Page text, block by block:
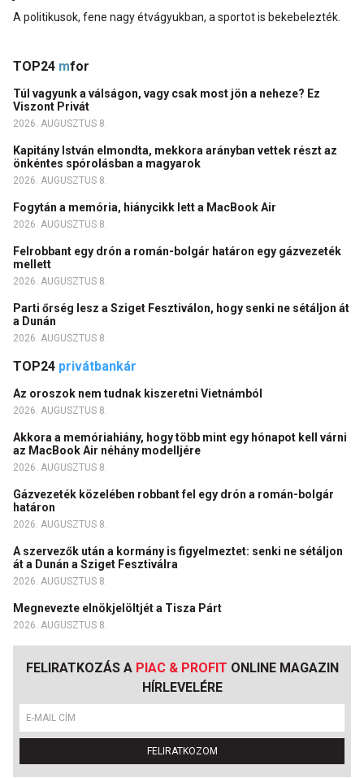
A politikusok, fene nagy étvágyukban, a sportot is bekebelezték.
TOP24 mfor
Túl vagyunk a válságon, vagy csak most jön a neheze? Ez
Viszont Privát
2026. AUGUSZTUS 8.
Kapitány István elmondta, mekkora arányban vettek részt az
önkéntes spórolásban a magyarok
2026. AUGUSZTUS 8.
Fogytán a memória, hiánycikk lett a MacBook Air
2026. AUGUSZTUS 8.
Felrobbant egy drón a román-bolgár határon egy gázvezeték
mellett
2026. AUGUSZTUS 8.
Parti őrség lesz a Sziget Fesztiválon, hogy senki ne sétáljon át
a Dunán
2026. AUGUSZTUS 8.
TOP24 privátbankár
Az oroszok nem tudnak kiszeretni Vietnámból
2026. AUGUSZTUS 8.
Akkora a memóriahiány, hogy több mint egy hónapot kell várni
az MacBook Air néhány modelljére
2026. AUGUSZTUS 8.
Gázvezeték közelében robbant fel egy drón a román-bolgár
határon
2026. AUGUSZTUS 8.
A szervezők után a kormány is figyelmeztet: senki ne sétáljon
át a Dunán a Sziget Fesztiválra
2026. AUGUSZTUS 8.
Megnevezte elnökjelöltjét a Tisza Párt
2026. AUGUSZTUS 8.
FELIRATKOZÁS A PIAC & PROFIT ONLINE MAGAZIN
HÍRLEVELÉRE
FELIRATKOZOM